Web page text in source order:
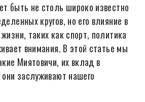
быть не столь широко известно
кругов, но его влияние в
таких как спорт, политика
внимания. В этой статье мы
Миятовичи, их вклад в
заслуживают нашего